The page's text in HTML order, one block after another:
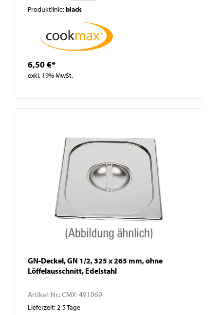
Produktlinie:black
6,50 €*
exkl. 19% MwSt.
GN-Deckel, GN 1/2, 325 x 265 mm, ohne
Löffelausschnitt, Edelstahl
Artikel-Nr.:CMX-491069
Lieferzeit: 2-5 Tage